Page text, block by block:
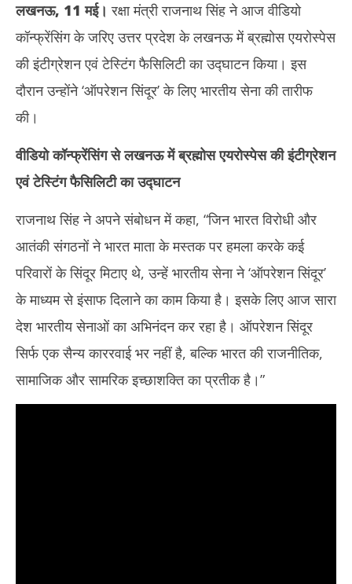
राजनाथ सिंह बोले – ‘आपरेशन सिंदूर’ ने पीड़ित परिवारों को दिलाया इंसाफ,
रावलपिंडी तक सुनी गई भारतीय सेनाओं की धमक
11,
लखनऊ, 11 मई। रक्षा मंत्री राजनाथ सिंह ने आज वीडियो
कॉन्फ्रेंसिंग के जरिए उत्तर प्रदेश के लखनऊ में ब्रह्मोस एयरोस्पेस
की इंटीग्रेशन एवं टेस्टिंग फैसिलिटी का उद्घाटन किया। इस
दौरान उन्होंने ‘ऑपरेशन सिंदूर’ के लिए भारतीय सेना की तारीफ
की।
वीडियो कॉन्फ्रेंसिंग से लखनऊ में ब्रह्मोस एयरोस्पेस की इंटीग्रेशन
एवं टेस्टिंग फैसिलिटी का उद्घाटन
राजनाथ सिंह ने अपने संबोधन में कहा, “जिन भारत विरोधी और
आतंकी संगठनों ने भारत माता के मस्तक पर हमला करके कई
परिवारों के सिंदूर मिटाए थे, उन्हें भारतीय सेना ने ‘ऑपरेशन सिंदूर’
के माध्यम से इंसाफ दिलाने का काम किया है। इसके लिए आज सारा
देश भारतीय सेनाओं का अभिनंदन कर रहा है। ऑपरेशन सिंदूर
सिर्फ एक सैन्य काररवाई भर नहीं है, बल्कि भारत की राजनीतिक,
सामाजिक और सामरिक इच्छाशक्ति का प्रतीक है।”